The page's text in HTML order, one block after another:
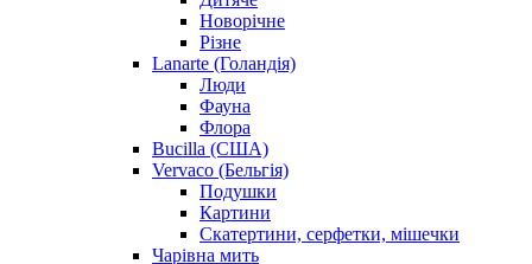
Новорічне
Різне
Lanarte (Голандія)
Люди
Фауна
Флора
Bucilla (США)
Vervaco (Бельгія)
Подушки
Картини
Скатертини, серфетки, мішечки
Чарiвна мить